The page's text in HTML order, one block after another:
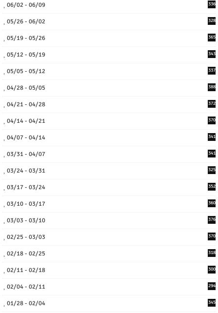
06/02 - 06/09 336
05/26 - 06/02 328
05/19 - 05/26 365
05/12 - 05/19 343
05/05 - 05/12 337
04/28 - 05/05 388
04/21 - 04/28 372
04/14 - 04/21 370
04/07 - 04/14 341
03/31 - 04/07 341
03/24 - 03/31 325
03/17 - 03/24 352
03/10 - 03/17 360
03/03 - 03/10 376
02/25 - 03/03 370
02/18 - 02/25 318
02/11 - 02/18 300
02/04 - 02/11 294
01/28 - 02/04 345